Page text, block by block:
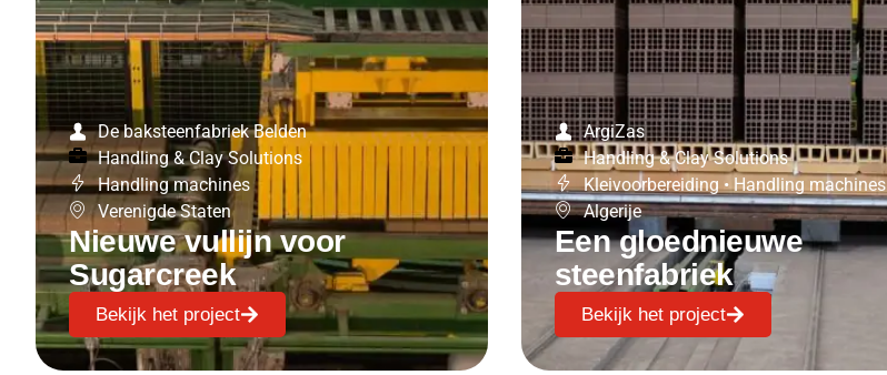
De baksteenfabriek Belden
Handling & Clay Solutions
Handling machines
Verenigde Staten
Nieuwe vullijn voor
Sugarcreek
Bekijk het project
ArgiZas
Handling & Clay Solutions
Kleivoorbereiding • Handling machines
Algerije
Een gloednieuwe
steenfabriek
Bekijk het project